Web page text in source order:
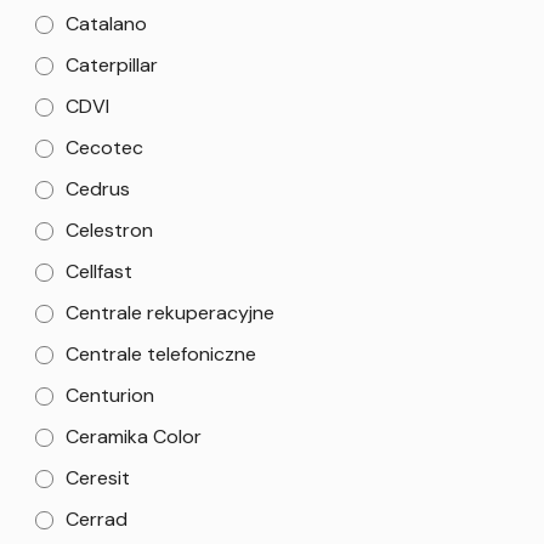
Catalano
Caterpillar
CDVI
Cecotec
Cedrus
Celestron
Cellfast
Centrale rekuperacyjne
Centrale telefoniczne
Centurion
Ceramika Color
Ceresit
Cerrad